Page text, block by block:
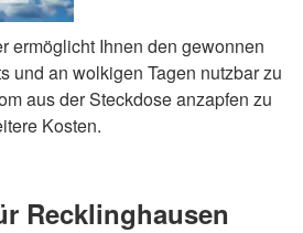
ermöglicht Ihnen den gewonnen
und an wolkigen Tagen nutzbar zu
aus der Steckdose anzapfen zu
Kosten.
Recklinghausen